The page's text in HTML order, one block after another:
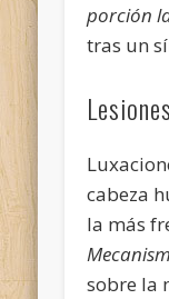
porción
tras un
cabeza
la más
sobre la